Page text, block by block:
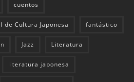
cuentos
de Cultura Japonesa fantástico
Jazz Literatura
literatura japonesa